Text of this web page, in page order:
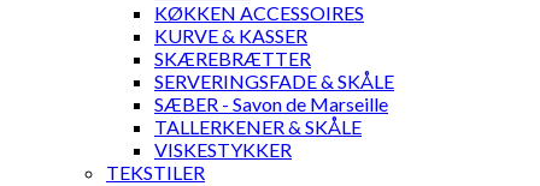
KØKKEN ACCESSOIRES
KURVE & KASSER
SKÆREBRÆTTER
SERVERINGSFADE & SKÅLE
SÆBER - Savon de Marseille
TALLERKENER & SKÅLE
VISKESTYKKER
TEKSTILER